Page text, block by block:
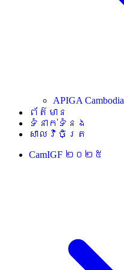
APIGA Cambodia
ព័ត៌មាន
ទំនាក់ទំនង
សាលវិចិត្រ
CamIGF ២០២៥